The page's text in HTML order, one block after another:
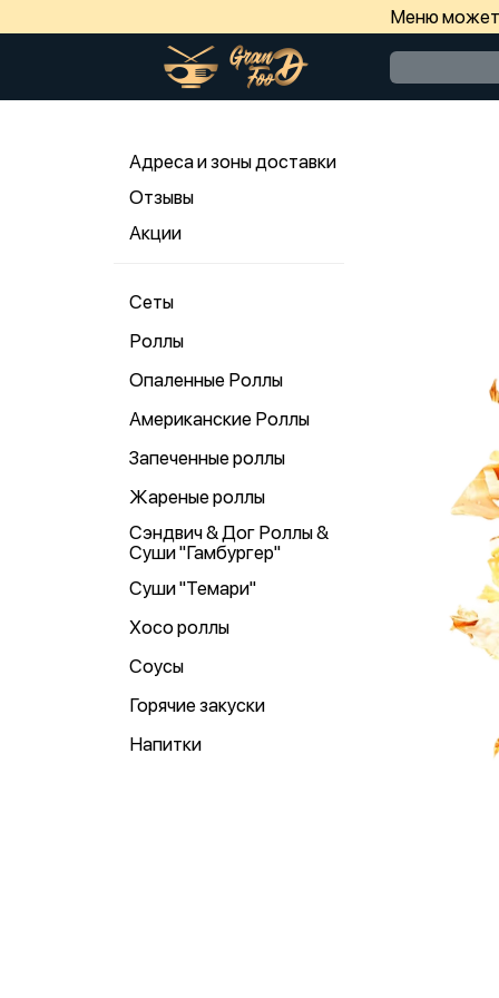
Меню может
Адреса и зоны доставки
Отзывы
Акции
Сеты
Роллы
Опаленные Роллы
Американские Роллы
Запеченные роллы
Жареные роллы
Сэндвич & Дог Роллы &
Суши "Гамбургер"
Суши "Темари"
Хосо роллы
Соусы
Горячие закуски
Напитки